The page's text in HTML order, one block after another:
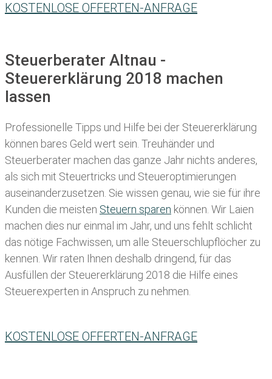
KOSTENLOSE OFFERTEN-ANFRAGE
Steuerberater Altnau -
Steuererklärung 2018 machen
lassen
Professionelle Tipps und Hilfe bei der Steuererklärung
können bares Geld wert sein. Treuhänder und
Steuerberater machen das ganze Jahr nichts anderes,
als sich mit Steuertricks und Steueroptimierungen
auseinanderzusetzen. Sie wissen genau, wie sie für ihre
Kunden die meisten Steuern sparen können. Wir Laien
machen dies nur einmal im Jahr, und uns fehlt schlicht
das nötige Fachwissen, um alle Steuerschlupflöcher zu
kennen. Wir raten Ihnen deshalb dringend, für das
Ausfüllen der Steuererklärung 2018 die Hilfe eines
Steuerexperten in Anspruch zu nehmen.
KOSTENLOSE OFFERTEN-ANFRAGE